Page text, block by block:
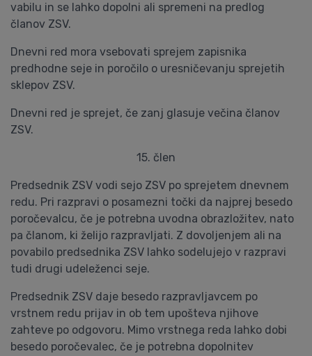
vabilu in se lahko dopolni ali spremeni na predlog
članov ZSV.
Dnevni red mora vsebovati sprejem zapisnika
predhodne seje in poročilo o uresničevanju sprejetih
sklepov ZSV.
Dnevni red je sprejet, če zanj glasuje večina članov
ZSV.
15. člen
Predsednik ZSV vodi sejo ZSV po sprejetem dnevnem
redu. Pri razpravi o posamezni točki da najprej besedo
poročevalcu, če je potrebna uvodna obrazložitev, nato
pa članom, ki želijo razpravljati. Z dovoljenjem ali na
povabilo predsednika ZSV lahko sodelujejo v razpravi
tudi drugi udeleženci seje.
Predsednik ZSV daje besedo razpravljavcem po
vrstnem redu prijav in ob tem upošteva njihove
zahteve po odgovoru. Mimo vrstnega reda lahko dobi
besedo poročevalec, če je potrebna dopolnitev